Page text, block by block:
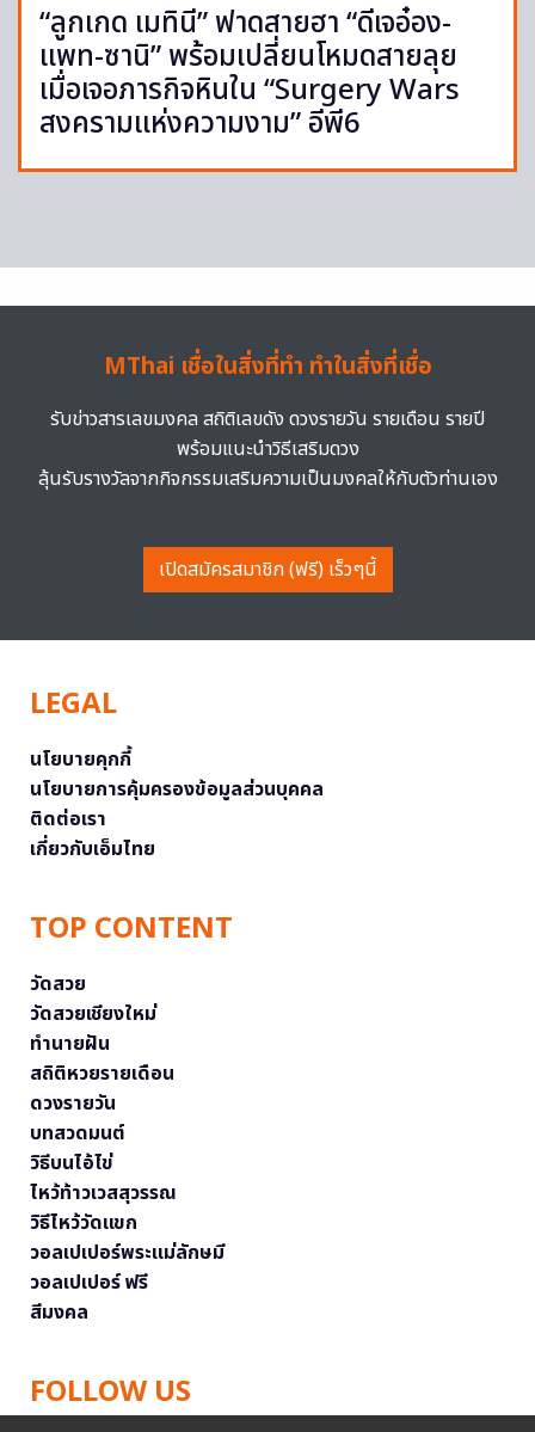
“ลูกเกด เมทินี” ฟาดสายฮา “ดีเจอ๋อง-
แพท-ซานิ” พร้อมเปลี่ยนโหมดสายลุย
เมื่อเจอภารกิจหินใน “Surgery Wars
สงครามแห่งความงาม” อีพี6
MThai เชื่อในสิ่งที่ทำ ทำในสิ่งที่เชื่อ
รับข่าวสารเลขมงคล สถิติเลขดัง ดวงรายวัน รายเดือน รายปี
พร้อมแนะนำวิธีเสริมดวง
ลุ้นรับรางวัลจากกิจกรรมเสริมความเป็นมงคลให้กับตัวท่านเอง
เปิดสมัครสมาชิก (ฟรี) เร็วๆนี้
LEGAL
นโยบายคุกกี้
นโยบายการคุ้มครองข้อมูลส่วนบุคคล
ติดต่อเรา
เกี่ยวกับเอ็มไทย
TOP CONTENT
วัดสวย
วัดสวยเชียงใหม่
ทำนายฝัน
สถิติหวยรายเดือน
ดวงรายวัน
บทสวดมนต์
วิธีบนไอ้ไข่
ไหว้ท้าวเวสสุวรรณ
วิธีไหว้วัดแขก
วอลเปเปอร์พระแม่ลักษมี
วอลเปเปอร์ ฟรี
สีมงคล
FOLLOW US